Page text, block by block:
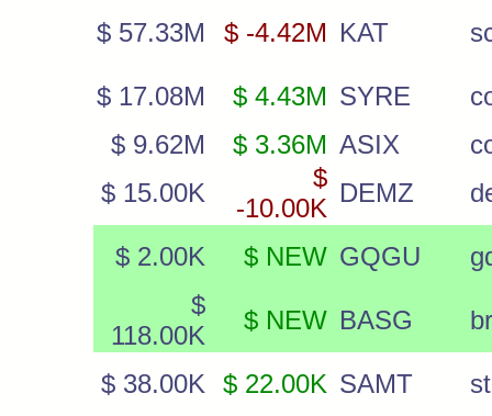
$ 57.33M $ -4.42M KAT
$ 17.08M $ 4.43M SYRE
$ 9.62M
$ 3.36M ASIX
$ 15.00K
$
-10.00K
DEMZ
$ 2.00K $ NEW GQGU
$
118.00K
$ NEW BASG
$ 38.00K $ 22.00K SAMT